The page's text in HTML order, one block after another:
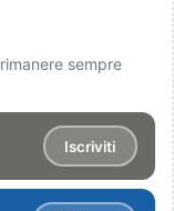
sempre
Iscriviti